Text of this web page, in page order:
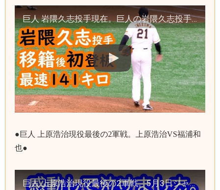
巨人 岩隈久志投手現在。巨人の岩隈久志投手が東京ドームで移籍後初登板 読売ジャイアンツ
●巨人 上原浩治現役最後の2軍戦。上原浩治VS福浦和
也●
巨人 上原浩治現役最後の2軍戦。5月3日ジャイアンツ 対 ロッテ（上原浩治VS福浦和也）泣けました。読売ジャイアンツ